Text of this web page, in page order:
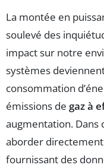
La montée en
soulevé des
impact sur notre
systèmes
consommation
émissions de gaz à
augmentation. Dans
aborder
fournissant des